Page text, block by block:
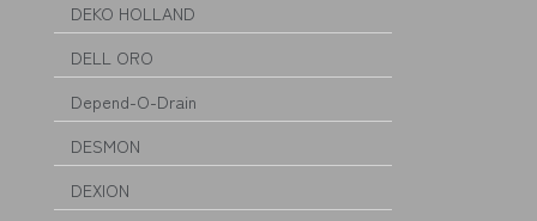
DEKO HOLLAND
DELL ORO
Depend-O-Drain
DESMON
DEXION